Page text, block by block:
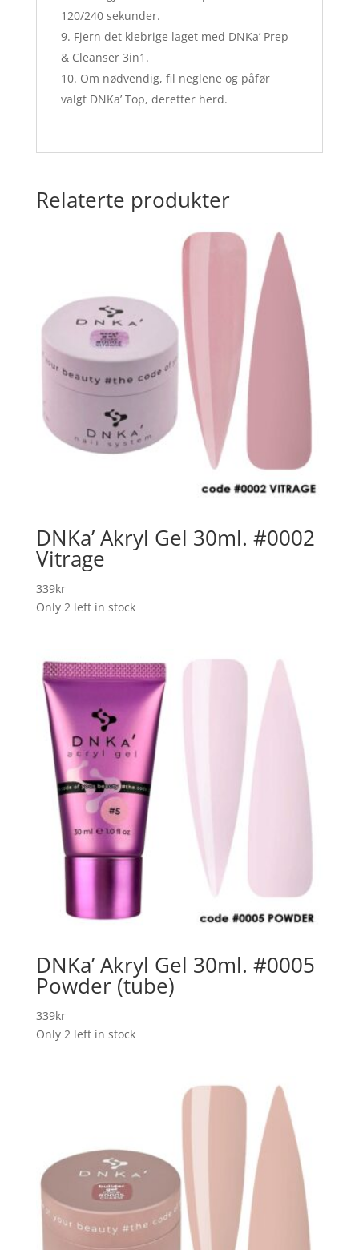
120/240 sekunder.
Fjern det klebrige laget med DNKa’ Prep
& Cleanser 3in1.
Om nødvendig, fil neglene og påfør
valgt DNKa’ Top, deretter herd.
Relaterte produkter
DNKa’ Akryl Gel 30ml. #0002
Vitrage
339kr
Only 2 left in stock
DNKa’ Akryl Gel 30ml. #0005
Powder (tube)
339kr
Only 2 left in stock